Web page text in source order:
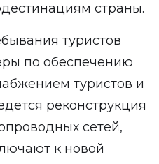
страны.
туристов
по обеспечению
туристов и
реконструкция
сетей,
к новой